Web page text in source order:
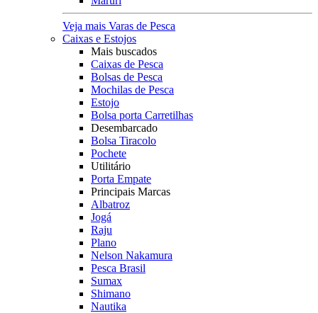
Veja mais Varas de Pesca
Caixas e Estojos
Mais buscados
Caixas de Pesca
Bolsas de Pesca
Mochilas de Pesca
Estojo
Bolsa porta Carretilhas
Desembarcado
Bolsa Tiracolo
Pochete
Utilitário
Porta Empate
Principais Marcas
Albatroz
Jogá
Raju
Plano
Nelson Nakamura
Pesca Brasil
Sumax
Shimano
Nautika